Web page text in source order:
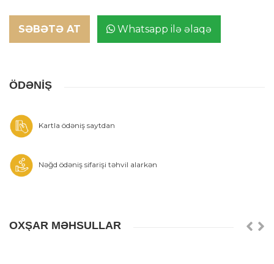
SƏBƏTƏ AT Whatsapp ilə əlaqə
ÖDƏNİŞ
Kartla ödəniş saytdan
Nəğd ödəniş sifarişi təhvil alarkən
OXŞAR MƏHSULLAR